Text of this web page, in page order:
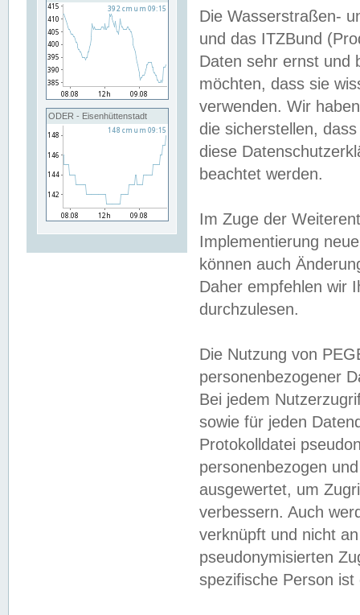
ODER - Eisenhüttenstadt
Die Wasserstraßen-
und das ITZBund
Daten sehr ernst und
möchten, dass sie
verwenden. Wir
die sicherstellen,
diese
beachtet werden.
Im Zuge der
Implementierung
können auch
Daher empfehlen wir
durchzulesen.
Die Nutzung von
personenbezogener
Bei jedem
sowie für jeden
Protokolldatei
personenbezogen
ausgewertet, um
verbessern. Auch
verknüpft und nicht
pseudonymisierten
spezifische Person